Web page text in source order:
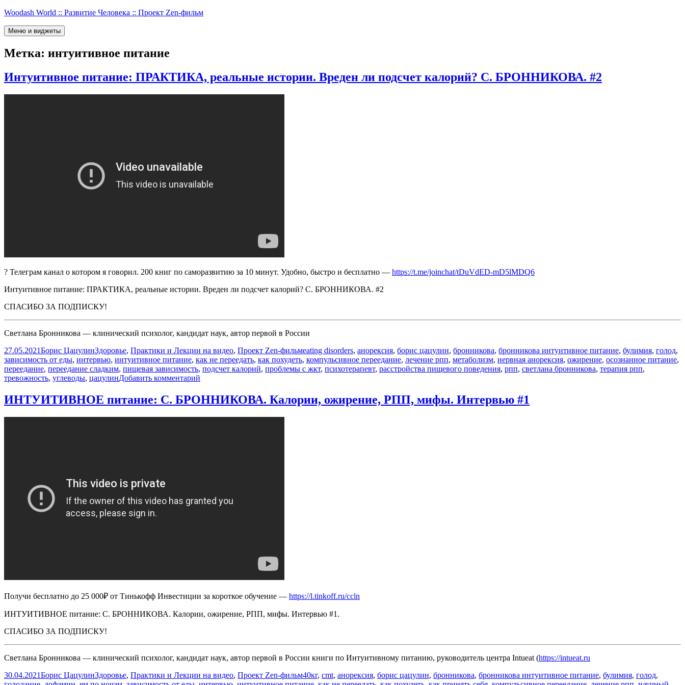
Перейти
содержимому
Woodash World :: Развитие Человека :: Проект Zen-фильм
Меню и виджеты
Метка: интуитивное питание
Интуитивное питание: ПРАКТИКА, реальные истории. Вреден ли подсчет калорий? С. БРОННИКОВА. #2
? Телеграм канал о котором я говорил. 200 книг по саморазвитию за 10 минут. Удобно, быстро и бесплатно — https://t.me/joinchat/tDuVdED-mD5lMDQ6
Интуитивное питание: ПРАКТИКА, реальные истории. Вреден ли подсчет калорий? С. БРОННИКОВА. #2
СПАСИБО ЗА ПОДПИСКУ!
Светлана Бронникова — клинический психолог, кандидат наук, автор первой в России
Опубликовано
27.05.2021Автор
Борис ЦацулинРубрики
Здоровье, Практики и Лекции на видео, Проект Zen-фильмМетки
eating disorders, анорексия, борис цацулин, бронникова, бронникова интуитивное питание, булимия, голод,
зависимость от еды, интервью, интуитивное питание, как не переедать, как похудеть, компульсивное переедание, лечение рпп, метаболизм, нервная анорексия, ожирение, осознанное питание,
переедание, переедание сладким, пищевая зависимость, подсчет калорий, проблемы с жкт, психотерапевт, расстройства пищевого поведения, рпп, светлана бронникова, терапия рпп,
тревожность, углеводы, цацулинДобавить комментарий
Интуитивное
питание:
#2
ИНТУИТИВНОЕ питание: С. БРОННИКОВА. Калории, ожирение, РПП, мифы. Интервью #1
Получи бесплатно до 25 000₽ от Тинькофф Инвестиции за короткое обучение — https://l.tinkoff.ru/ccln
ИНТУИТИВНОЕ питание: С. БРОННИКОВА. Калории, ожирение, РПП, мифы. Интервью #1.
СПАСИБО ЗА ПОДПИСКУ!
Светлана Бронникова — клинический психолог, кандидат наук, автор первой в России книги по Интуитивному питанию, руководитель центра Intueat (https://intueat.ru
Опубликовано
30.04.2021Автор
Борис ЦацулинРубрики
Здоровье, Практики и Лекции на видео, Проект Zen-фильмМетки
40кг, cmt, анорексия, борис цацулин, бронникова, бронникова интуитивное питание, булимия, голод,